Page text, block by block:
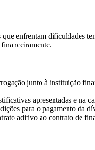
enfrentam dificuldades
junto à instituição
apresentadas e na
para o pagamento da
aditivo ao contrato de